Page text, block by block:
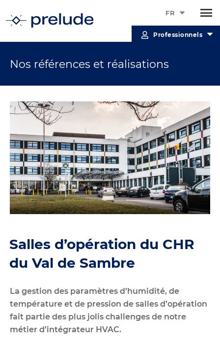
FR
Professionnels
Nos références et réalisations
Salles d’opération du CHR
du Val de Sambre
La gestion des paramètres d’humidité, de
température et de pression de salles d’opération
fait partie des plus jolis challenges de notre
métier d’intégrateur HVAC.